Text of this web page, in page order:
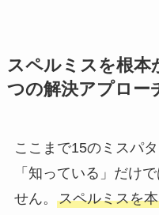
スペルミスを根本
つの解決アプロー
ここまで15のミスパ
「知っている」だけ
せん。 スペルミスを